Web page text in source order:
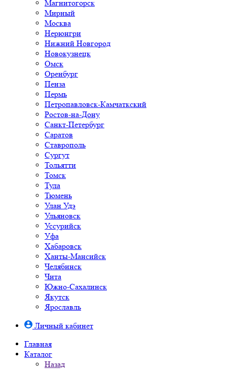
Магнитогорск
Мирный
Москва
Нерюнгри
Нижний Новгород
Новокузнецк
Омск
Оренбург
Пенза
Пермь
Петропавловск-Камчаткский
Ростов-на-Дону
Санкт-Петербург
Саратов
Ставрополь
Сургут
Тольятти
Томск
Тула
Тюмень
Улан Удэ
Ульяновск
Уссурийск
Уфа
Хабаровск
Ханты-Мансийск
Челябинск
Чита
Южно-Cахалинск
Якутск
Ярославль
Личный кабинет
Главная
Каталог
Назад